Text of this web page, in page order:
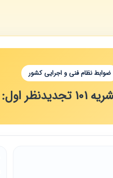
ضوابط نظام فنی و اجرایی کشور
اول: مشخصات فنی عمومی راه (لازم‌الاجرا)